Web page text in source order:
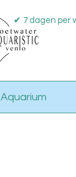
✔ 7 dagen per
Aquarium